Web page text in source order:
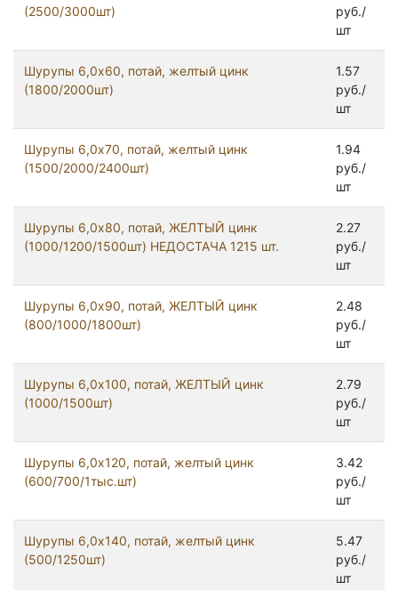
(2500/3000шт)
руб./
шт
Шурупы 6,0x60, потай, желтый цинк
(1800/2000шт)
1.57
руб./
шт
Шурупы 6,0x70, потай, желтый цинк
(1500/2000/2400шт)
1.94
руб./
шт
Шурупы 6,0x80, потай, ЖЕЛТЫЙ цинк
(1000/1200/1500шт) НЕДОСТАЧА 1215 шт.
2.27
руб./
шт
Шурупы 6,0x90, потай, ЖЕЛТЫЙ цинк
(800/1000/1800шт)
2.48
руб./
шт
Шурупы 6,0х100, потай, ЖЕЛТЫЙ цинк
(1000/1500шт)
2.79
руб./
шт
Шурупы 6,0х120, потай, желтый цинк
(600/700/1тыс.шт)
3.42
руб./
шт
Шурупы 6,0х140, потай, желтый цинк
(500/1250шт)
5.47
руб./
шт